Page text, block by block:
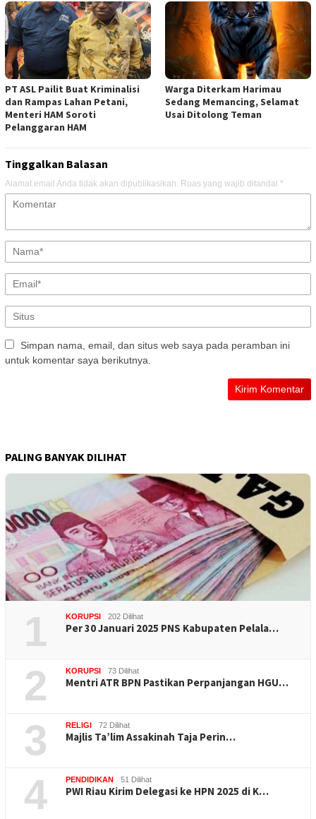
PT ASL Pailit Buat Kriminalisi
dan Rampas Lahan Petani,
Menteri HAM Soroti
Pelanggaran HAM
Warga Diterkam Harimau
Sedang Memancing, Selamat
Usai Ditolong Teman
Tinggalkan Balasan
Alamat email Anda tidak akan dipublikasikan. Ruas yang wajib ditandai *
Simpan nama, email, dan situs web saya pada peramban ini
untuk komentar saya berikutnya.
PALING BANYAK DILIHAT
1 KORUPSI 202 Dilihat
Per 30 Januari 2025 PNS Kabupaten Pelala…
2 KORUPSI 73 Dilihat
Mentri ATR BPN Pastikan Perpanjangan HGU…
3 RELIGI 72 Dilihat
Majlis Ta’lim Assakinah Taja Perin…
4 PENDIDIKAN 51 Dilihat
PWI Riau Kirim Delegasi ke HPN 2025 di K…